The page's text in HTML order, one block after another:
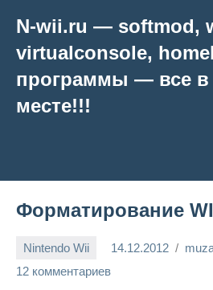
содержимому
N-wii.ru — softmod,
virtualconsole,
программы — все
месте!!!
Форматирование
Nintendo Wii 14.12.2012
12 комментариев